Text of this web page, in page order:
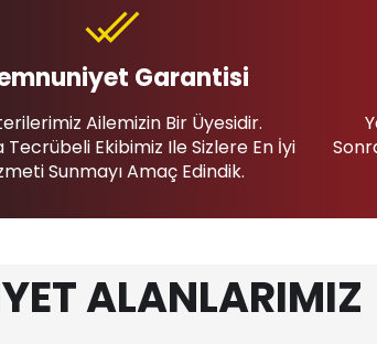
Garantisi
Ailemizin Bir Üyesidir.
Tecrübeli Ekibimiz Ile Sizlere En İyi
Sunmayı Amaç Edindik.
ALANLARIMIZ